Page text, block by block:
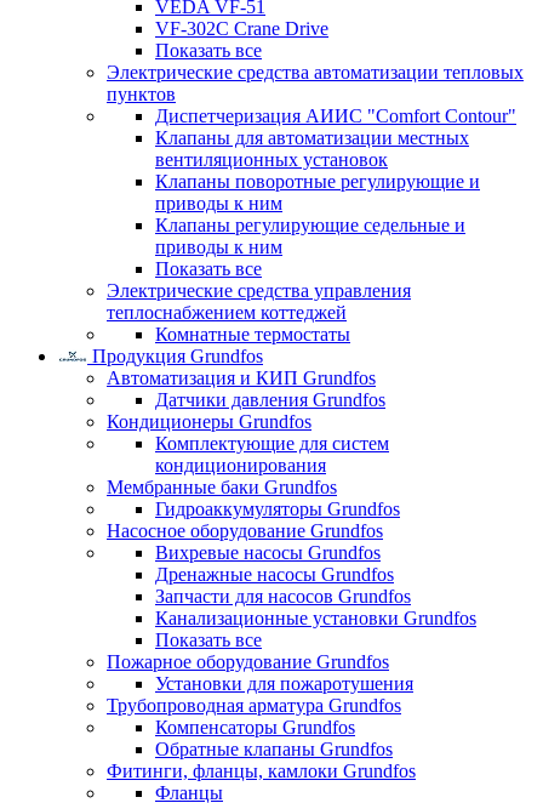
VEDA VF-51
VF-302C Crane Drive
Показать все
Электрические средства автоматизации тепловых
пунктов
Диспетчеризация АИИС "Comfort Contour"
Клапаны для автоматизации местных
вентиляционных установок
Клапаны поворотные регулирующие и
приводы к ним
Клапаны регулирующие седельные и
приводы к ним
Показать все
Электрические средства управления
теплоснабжением коттеджей
Комнатные термостаты
Продукция Grundfos
Автоматизация и КИП Grundfos
Датчики давления Grundfos
Кондиционеры Grundfos
Комплектующие для систем
кондиционирования
Мембранные баки Grundfos
Гидроаккумуляторы Grundfos
Насосное оборудование Grundfos
Вихревые насосы Grundfos
Дренажные насосы Grundfos
Запчасти для насосов Grundfos
Канализационные установки Grundfos
Показать все
Пожарное оборудование Grundfos
Установки для пожаротушения
Трубопроводная арматура Grundfos
Компенсаторы Grundfos
Обратные клапаны Grundfos
Фитинги, фланцы, камлоки Grundfos
Фланцы